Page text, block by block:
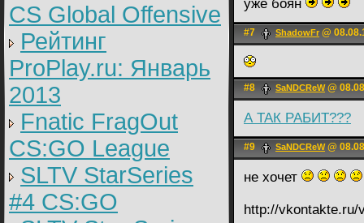
CS Global Offensive
Рейтинг
ProPlay.ru: Январь
2013
Fnatic FragOut
CS:GO League
SLTV StarSeries
#4 CS:GO
уже боян
#7 ShadоwFr @
#8 SaNDCReW@
А ТАК РАБИТ???
#9 SaNDCReW@
не хочет
http://vkontakte.ru/